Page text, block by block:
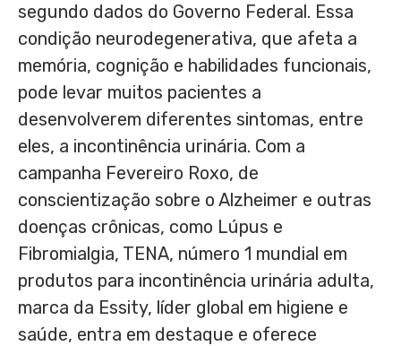
segundo dados do Governo Federal. Essa
condição neurodegenerativa, que afeta a
memória, cognição e habilidades funcionais,
pode levar muitos pacientes a
desenvolverem diferentes sintomas, entre
eles, a incontinência urinária. Com a
campanha Fevereiro Roxo, de
conscientização sobre o Alzheimer e outras
doenças crônicas, como Lúpus e
Fibromialgia, TENA, número 1 mundial em
produtos para incontinência urinária adulta,
marca da Essity, líder global em higiene e
saúde, entra em destaque e oferece